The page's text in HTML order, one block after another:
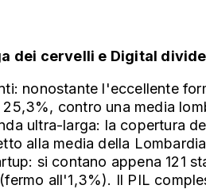
dei cervelli e Digital divide
nonostante l'eccellente
25,3%, contro una media
ultra-larga: la copertura
alla media della
si contano appena 121
all'1,3%). Il PIL